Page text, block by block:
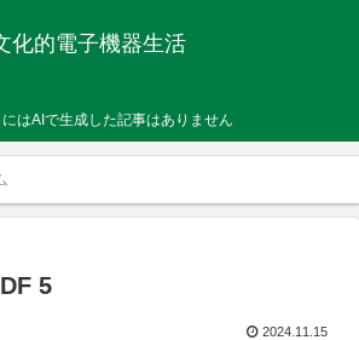
化的電子機器生活
はAIで生成した記事はありません
5
2024.11.15